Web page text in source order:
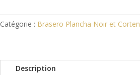
Extérieur
gris
anthracite
Catégorie : Brasero Plancha Noir et Corten
Description